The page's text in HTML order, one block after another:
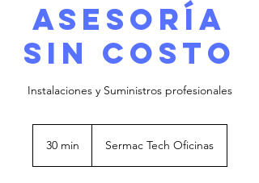
Asesoría
sin costo
Instalaciones y Suministros profesionales
30 min Sermac Tech Oficinas